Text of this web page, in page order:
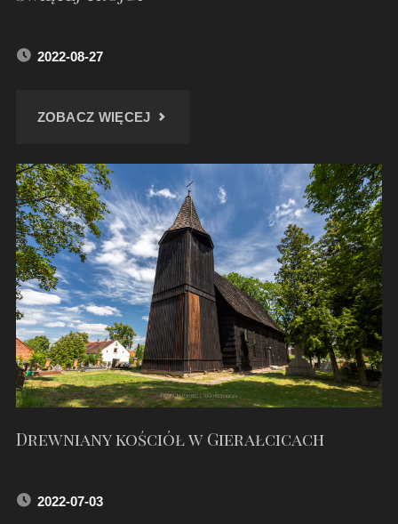
2022-08-27
ZOBACZ WIĘCEJ"KOSZĘCIN.
KOŚCIÓŁ
PW.
ŚWIĘTEJ
TRÓJCY"
Drewniany kościół w Gierałcicach
2022-07-03